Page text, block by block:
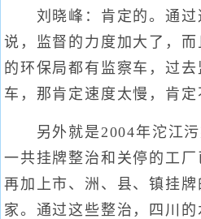
刘晓峰：肯定的。通过
说，监督的力度加大了，
的环保局都有监察车，过
车，那肯定速度太慢，肯定
另外就是2004年沱江污
一共挂牌整治和关停的工
再加上市、洲、县、镇挂
家。通过这些整治，四川